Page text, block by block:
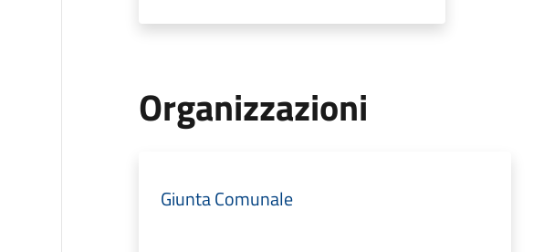
Organizzazioni
Giunta Comunale